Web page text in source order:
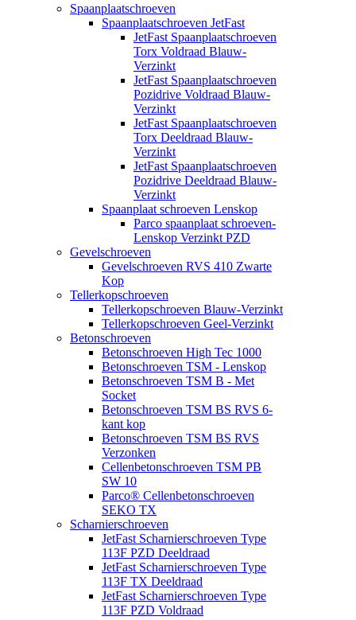
Spaanplaatschroeven
Spaanplaatschroeven JetFast
JetFast Spaanplaatschroeven
Torx Voldraad Blauw-
Verzinkt
JetFast Spaanplaatschroeven
Pozidrive Voldraad Blauw-
Verzinkt
JetFast Spaanplaatschroeven
Torx Deeldraad Blauw-
Verzinkt
JetFast Spaanplaatschroeven
Pozidrive Deeldraad Blauw-
Verzinkt
Spaanplaat schroeven Lenskop
Parco spaanplaat schroeven-
Lenskop Verzinkt PZD
Gevelschroeven
Gevelschroeven RVS 410 Zwarte
Kop
Tellerkopschroeven
Tellerkopschroeven Blauw-Verzinkt
Tellerkopschroeven Geel-Verzinkt
Betonschroeven
Betonschroeven High Tec 1000
Betonschroeven TSM - Lenskop
Betonschroeven TSM B - Met
Socket
Betonschroeven TSM BS RVS 6-
kant kop
Betonschroeven TSM BS RVS
Verzonken
Cellenbetonschroeven TSM PB
SW 10
Parco® Cellenbetonschroeven
SEKO TX
Scharnierschroeven
JetFast Scharnierschroeven Type
113F PZD Deeldraad
JetFast Scharnierschroeven Type
113F TX Deeldraad
JetFast Scharnierschroeven Type
113F PZD Voldraad